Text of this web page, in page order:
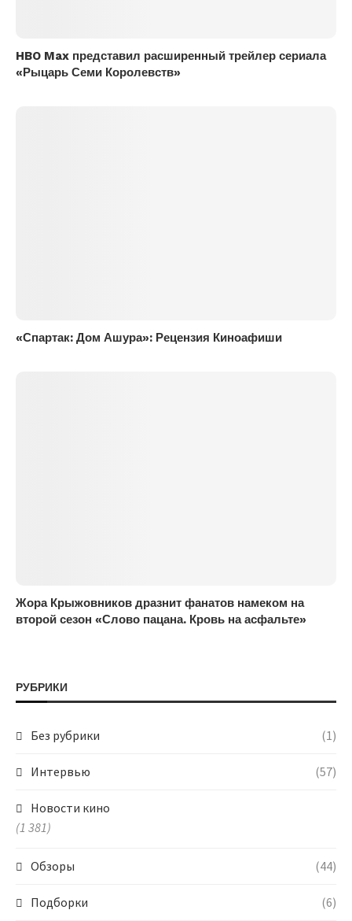
HBO Max представил расширенный трейлер сериала
«Рыцарь Семи Королевств»
«Спартак: Дом Ашура»: Рецензия Киноафиши
Жора Крыжовников дразнит фанатов намеком на
второй сезон «Слово пацана. Кровь на асфальте»
РУБРИКИ
Без рубрики (1)
Интервью (57)
Новости кино
(1 381)
Обзоры (44)
Подборки (6)